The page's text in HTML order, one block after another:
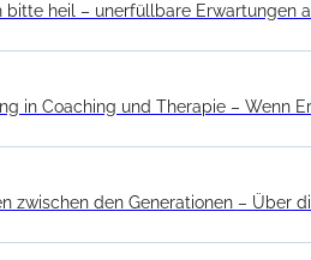
bitte heil – unerfüllbare Erwartungen
in Coaching und Therapie – Wenn
zwischen den Generationen – Über